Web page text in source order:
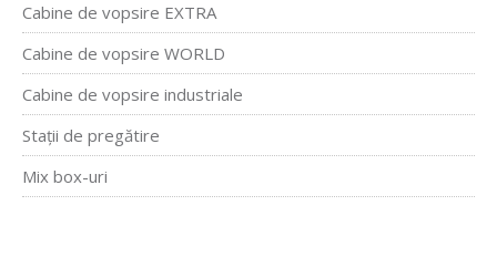
Cabine de vopsire EXTRA
Cabine de vopsire WORLD
Cabine de vopsire industriale
Stații de pregătire
Mix box-uri